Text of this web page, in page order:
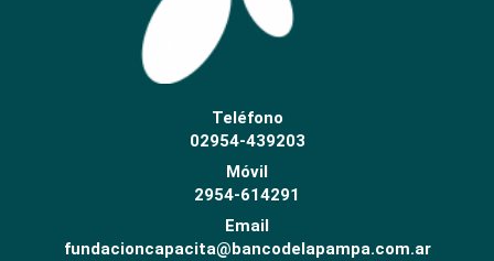
Teléfono
02954-439203
Móvil
2954-614291
Email
fundacioncapacita@bancodelapampa.com.ar